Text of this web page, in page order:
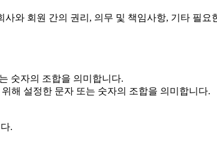
와 회원 간의 권리, 의무 및 책임사항, 기타 필요
숫자의 조합을 의미합니다.
해 설정한 문자 또는 숫자의 조합을 의미합니다.
.